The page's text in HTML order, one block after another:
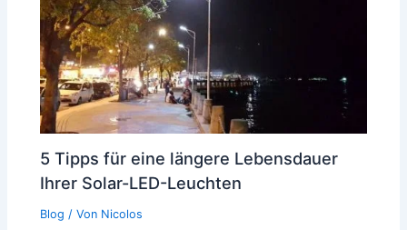
5 Tipps für eine längere Lebensdauer
Ihrer Solar-LED-Leuchten
Blog / Von Nicolos